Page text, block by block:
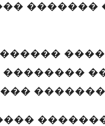
�������